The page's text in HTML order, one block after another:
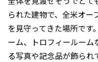
られた建物で、全米オー
を見守ってきた場所です。
ーム、トロフィールー
る写真や記念品が飾ら